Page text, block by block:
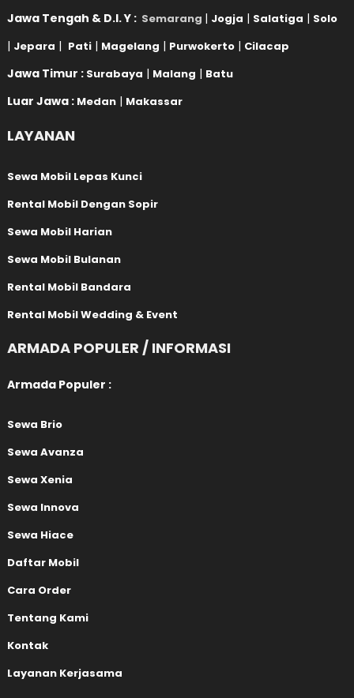
Jawa Tengah & D.I. Y : Semarang | Jogja | Salatiga | Solo
| Jepara | Pati | Magelang | Purwokerto | Cilacap
Jawa Timur : Surabaya | Malang | Batu
Luar Jawa : Medan | Makassar
LAYANAN
Sewa Mobil Lepas Kunci
Rental Mobil Dengan Sopir
Sewa Mobil Harian
Sewa Mobil Bulanan
Rental Mobil Bandara
Rental Mobil Wedding & Event
ARMADA POPULER / INFORMASI
Armada Populer :
Sewa Brio
Sewa Avanza
Sewa Xenia
Sewa Innova
Sewa Hiace
Daftar Mobil
Cara Order
Tentang Kami
Kontak
Layanan Kerjasama